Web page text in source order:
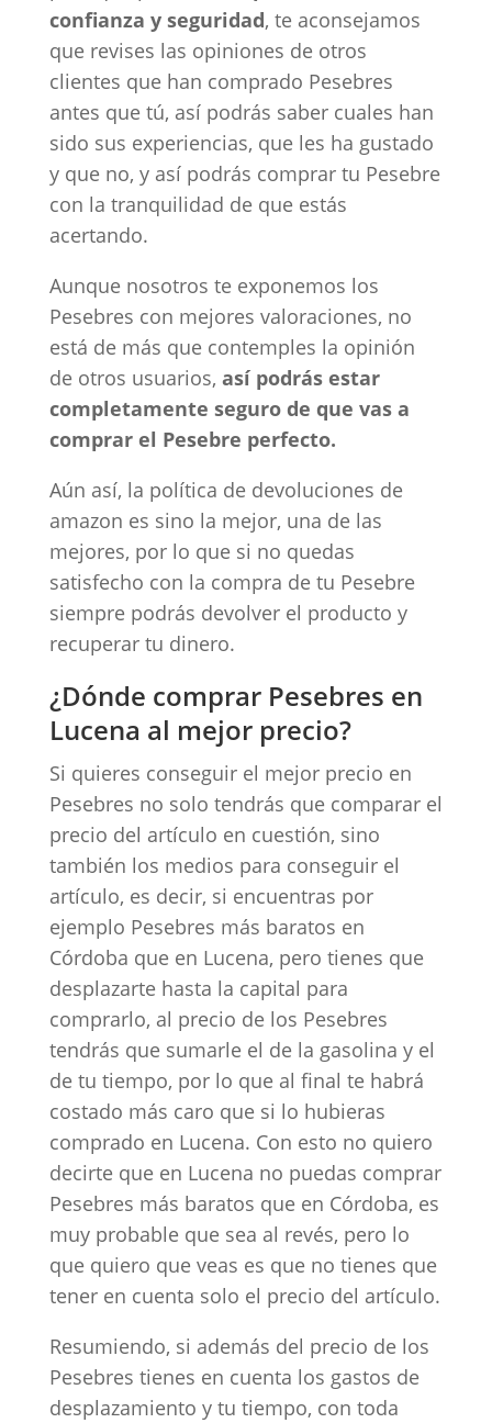
confianza y seguridad, te aconsejamos
que revises las opiniones de otros
clientes que han comprado Pesebres
antes que tú, así podrás saber cuales han
sido sus experiencias, que les ha gustado
y que no, y así podrás comprar tu Pesebre
con la tranquilidad de que estás
acertando.
Aunque nosotros te exponemos los
Pesebres con mejores valoraciones, no
está de más que contemples la opinión
de otros usuarios, así podrás estar
completamente seguro de que vas a
comprar el Pesebre perfecto.
Aún así, la política de devoluciones de
amazon es sino la mejor, una de las
mejores, por lo que si no quedas
satisfecho con la compra de tu Pesebre
siempre podrás devolver el producto y
recuperar tu dinero.
¿Dónde comprar Pesebres en
Lucena al mejor precio?
Si quieres conseguir el mejor precio en
Pesebres no solo tendrás que comparar el
precio del artículo en cuestión, sino
también los medios para conseguir el
artículo, es decir, si encuentras por
ejemplo Pesebres más baratos en
Córdoba que en Lucena, pero tienes que
desplazarte hasta la capital para
comprarlo, al precio de los Pesebres
tendrás que sumarle el de la gasolina y el
de tu tiempo, por lo que al final te habrá
costado más caro que si lo hubieras
comprado en Lucena. Con esto no quiero
decirte que en Lucena no puedas comprar
Pesebres más baratos que en Córdoba, es
muy probable que sea al revés, pero lo
que quiero que veas es que no tienes que
tener en cuenta solo el precio del artículo.
Resumiendo, si además del precio de los
Pesebres tienes en cuenta los gastos de
desplazamiento y tu tiempo, con toda